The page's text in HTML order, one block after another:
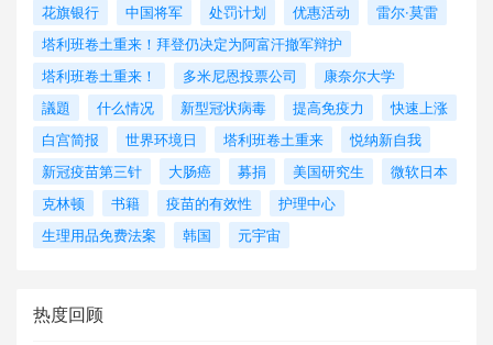
花旗银行 中国将军 处罚计划 优惠活动
雷尔·莫雷
塔利班卷土重来！拜登仍决定为阿富汗撤军辩护
塔利班卷土重来！
多米尼恩投票公司
康奈尔大学
議題
什么情况 新型冠状病毒 提高免疫力
快速上涨
白宫简报
世界环境日 塔利班卷土重来
悦纳新自我
新冠疫苗第三针
大肠癌 募捐 美国研究生
微软日本
克林顿
书籍 疫苗的有效性
护理中心
生理用品免费法案
韩国 元宇宙
热度回顾